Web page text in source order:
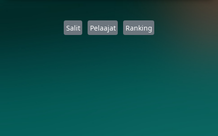
Salit Pelaajat Ranking